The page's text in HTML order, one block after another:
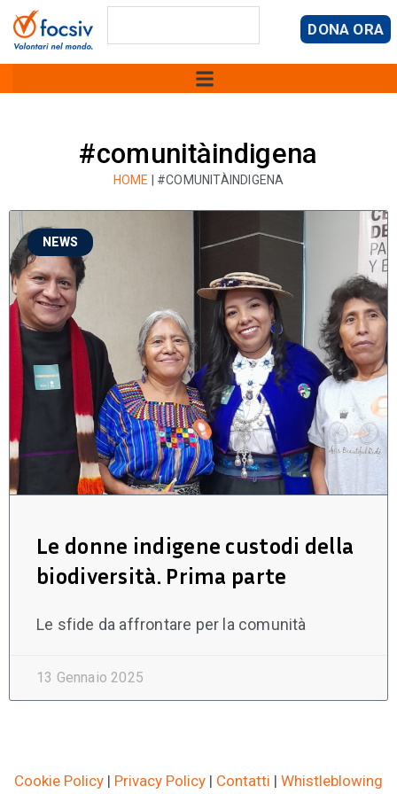
DONA ORA
#comunitàindigena
HOME #COMUNITÀINDIGENA
NEWS
Le donne indigene custodi della
biodiversità. Prima parte
Le sfide da affrontare per la comunità
13 Gennaio 2025
Cookie Policy | Privacy Policy | Contatti | Whistleblowing